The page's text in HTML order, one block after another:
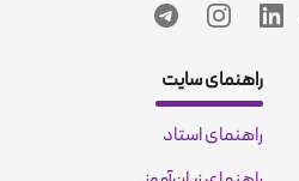
راهنمای سایت
راهنمای استاد